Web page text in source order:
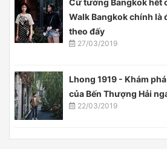
Tin nổi bật